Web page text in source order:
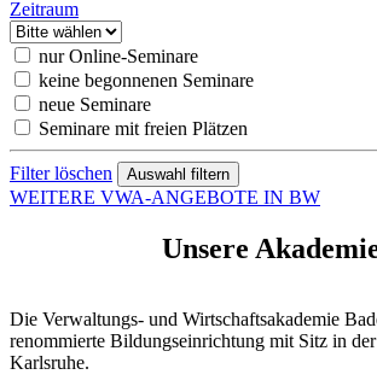
Zeitraum
nur Online-Seminare
keine begonnenen Seminare
neue Seminare
Seminare mit freien Plätzen
Filter löschen
WEITERE VWA-ANGEBOTE IN BW
Unsere
Die Verwaltungs- und Wirtschaftsakademie
renommierte Bildungseinrichtung mit Sitz in
Karlsruhe.